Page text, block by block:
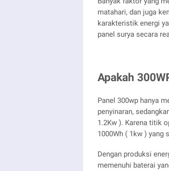
matahari, dan juga
karakteristik energi
panel surya secara
Apakah
Panel 300wp hanya
penyinaran,
1.2Kw ). Karena titik
1000Wh ( 1kw ) yang
Dengan produksi
memenuhi baterai